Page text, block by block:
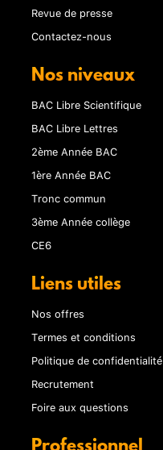
Revue de presse
Contactez-nous
Nos niveaux
BAC Libre Scientifique
BAC Libre Lettres
2ème Année BAC
1ère Année BAC
Tronc commun
3ème Année collège
CE6
Liens utiles
Nos offres
Termes et conditions
Politique de confidentialité
Recrutement
Foire aux questions